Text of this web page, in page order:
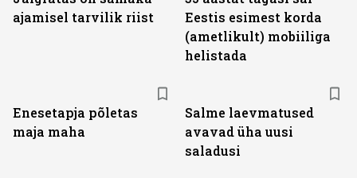
ajamisel tarvilik riist
Eestis esimest korda
(ametlikult) mobiiliga
helistada
Enesetapja põletas
maja maha
Salme laevmatused
avavad üha uusi
saladusi